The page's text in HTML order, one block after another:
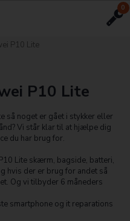
0
P10 Lite
P10 Lite
så noget er gået i stykker eller
Vi står klar til at hjælpe dig
du har brug for.
Lite skærm, bagside, batteri,
hvis der er brug for andet så
Og vi tilbyder 6 måneders
smartphone og it reparations